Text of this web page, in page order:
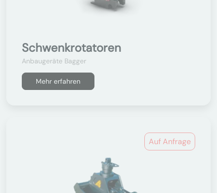
Schwenkrotatoren
Anbaugeräte Bagger
Mehr erfahren
Auf Anfrage